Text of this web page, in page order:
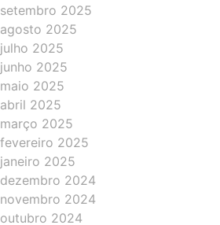
setembro 2025
agosto 2025
julho 2025
junho 2025
maio 2025
abril 2025
março 2025
fevereiro 2025
janeiro 2025
dezembro 2024
novembro 2024
outubro 2024